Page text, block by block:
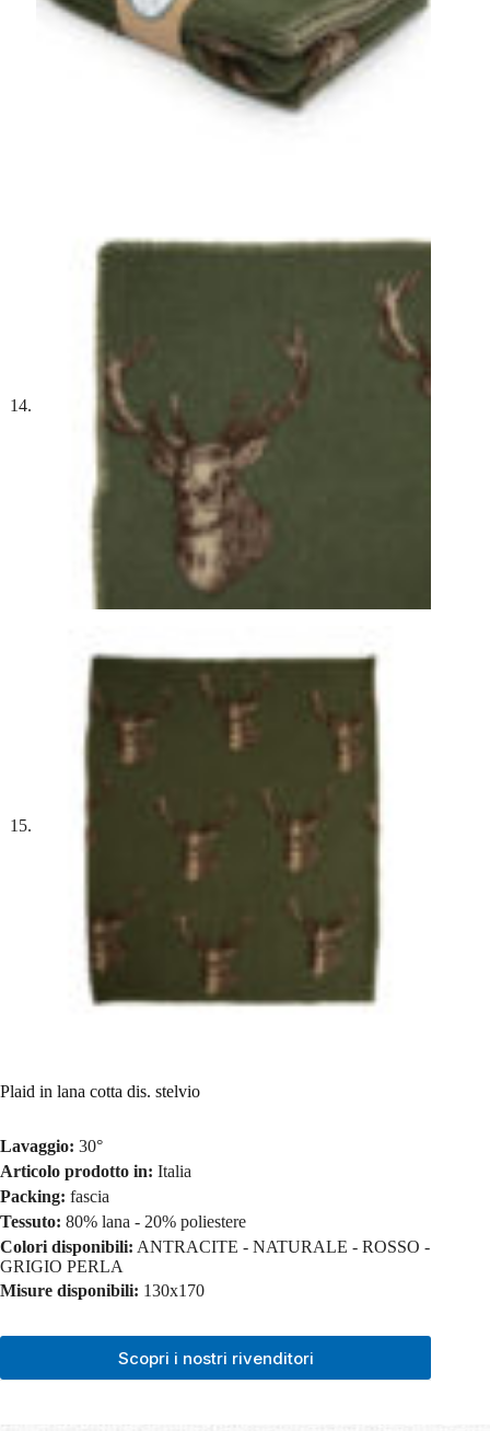
Plaid in lana cotta dis. stelvio
Lavaggio: 30°
Articolo prodotto in: Italia
Packing: fascia
Tessuto: 80% lana - 20% poliestere
Colori disponibili: ANTRACITE - NATURALE - ROSSO -
GRIGIO PERLA
Misure disponibili: 130x170
Scopri i nostri rivenditori